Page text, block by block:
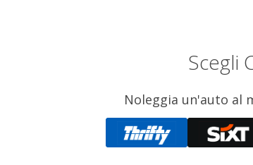
Scegli
Noleggia un'auto al